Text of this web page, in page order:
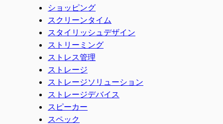
ショッピング
スクリーンタイム
スタイリッシュデザイン
ストリーミング
ストレス管理
ストレージ
ストレージソリューション
ストレージデバイス
スピーカー
スペック